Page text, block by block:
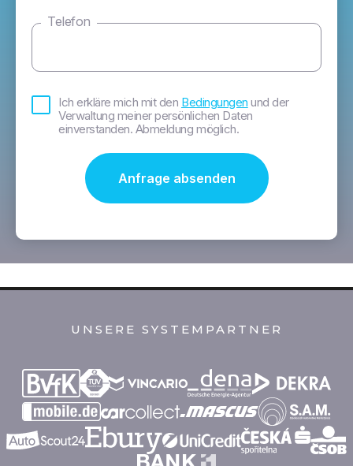
Telefon
Bedingungen
Ich erkläre mich mit den Bedingungen und der
Verwaltung meiner persönlichen Daten
einverstanden. Abmeldung möglich.
UNSERE SYSTEMPARTNER